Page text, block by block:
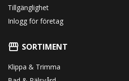
Tillgänglighet
Inlogg för företag
SORTIMENT
Klippa & Trimma